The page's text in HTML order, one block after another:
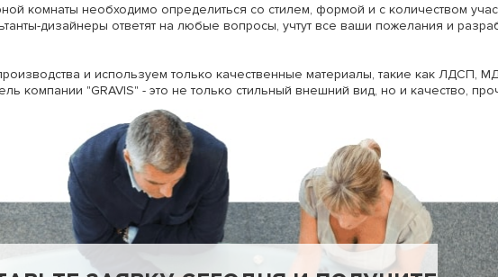
комнаты необходимо определиться со стилем, формой и с количеством
дизайнеры ответят на любые вопросы, учтут все ваши пожелания и
и используем только качественные материалы, такие как ЛДСП,
компании "GRAVIS" - это не только стильный внешний вид, но и качество,